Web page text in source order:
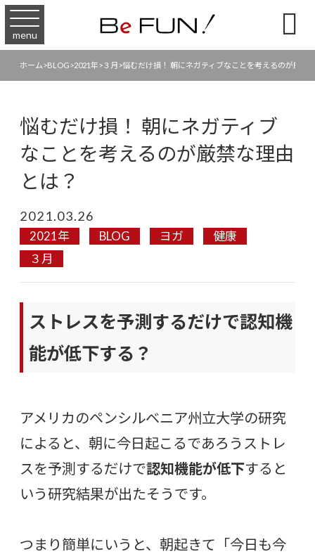
menu 
ホーム >BLOG >2021年 >３月 >悩むだけ損！ 朝にネガティブなことを考えるのが厳禁
悩むだけ損！ 朝にネガティブ
なことを考えるのが厳禁な理由
とは？
2021.03.26
2021年 BLOG ヨガ
健康
３月
ストレスを予測するだけで認知機
能が低下する？
アメリカのペンシルベニア州立大学の研究
によると、朝に今日起こるであろうストレ
スを予測するだけで認知機能が低下すると
いう研究結果が出たそうです。
つまり簡単にいうと、朝起きて「今日も今